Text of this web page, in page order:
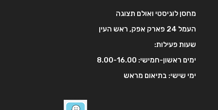
מחסן לוגיסטי ואולם תצוגה
העמל 24 פארק אפק, ראש העין
שעות פעילות:
ימים ראשון-חמישי: 8.00-16.00
ימי שישי: בתיאום מראש